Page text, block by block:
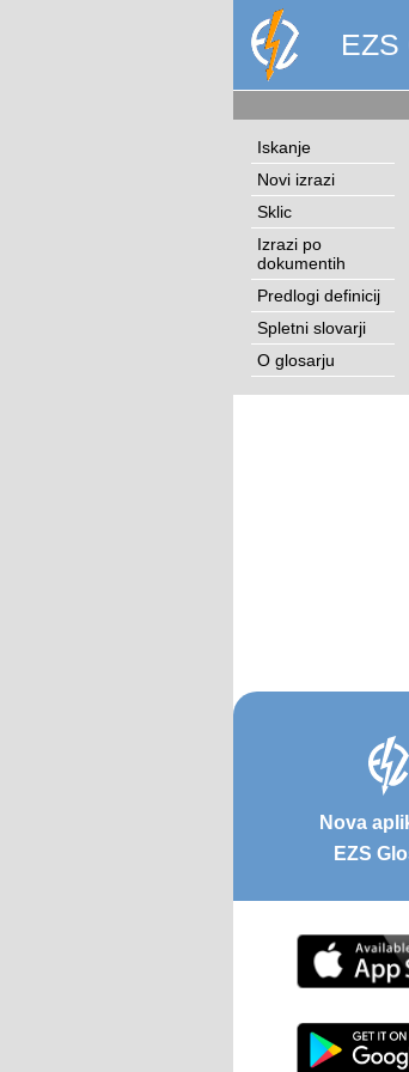
EZS
Iskanje
Novi izrazi
Sklic
Izrazi po
dokumentih
Predlogi definicij
Spletni slovarji
O glosarju
Nova
EZS